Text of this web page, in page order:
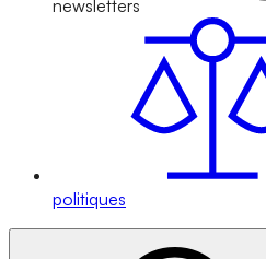
newsletters
politiques